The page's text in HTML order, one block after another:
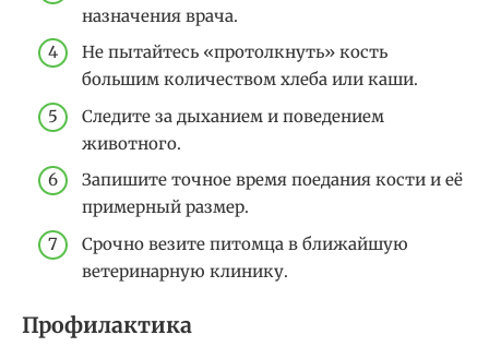
назначения врача.
Не пытайтесь «протолкнуть» кость
большим количеством хлеба или каши.
Следите за дыханием и поведением
животного.
Запишите точное время поедания кости и её
примерный размер.
Срочно везите питомца в ближайшую
ветеринарную клинику.
Профилактика